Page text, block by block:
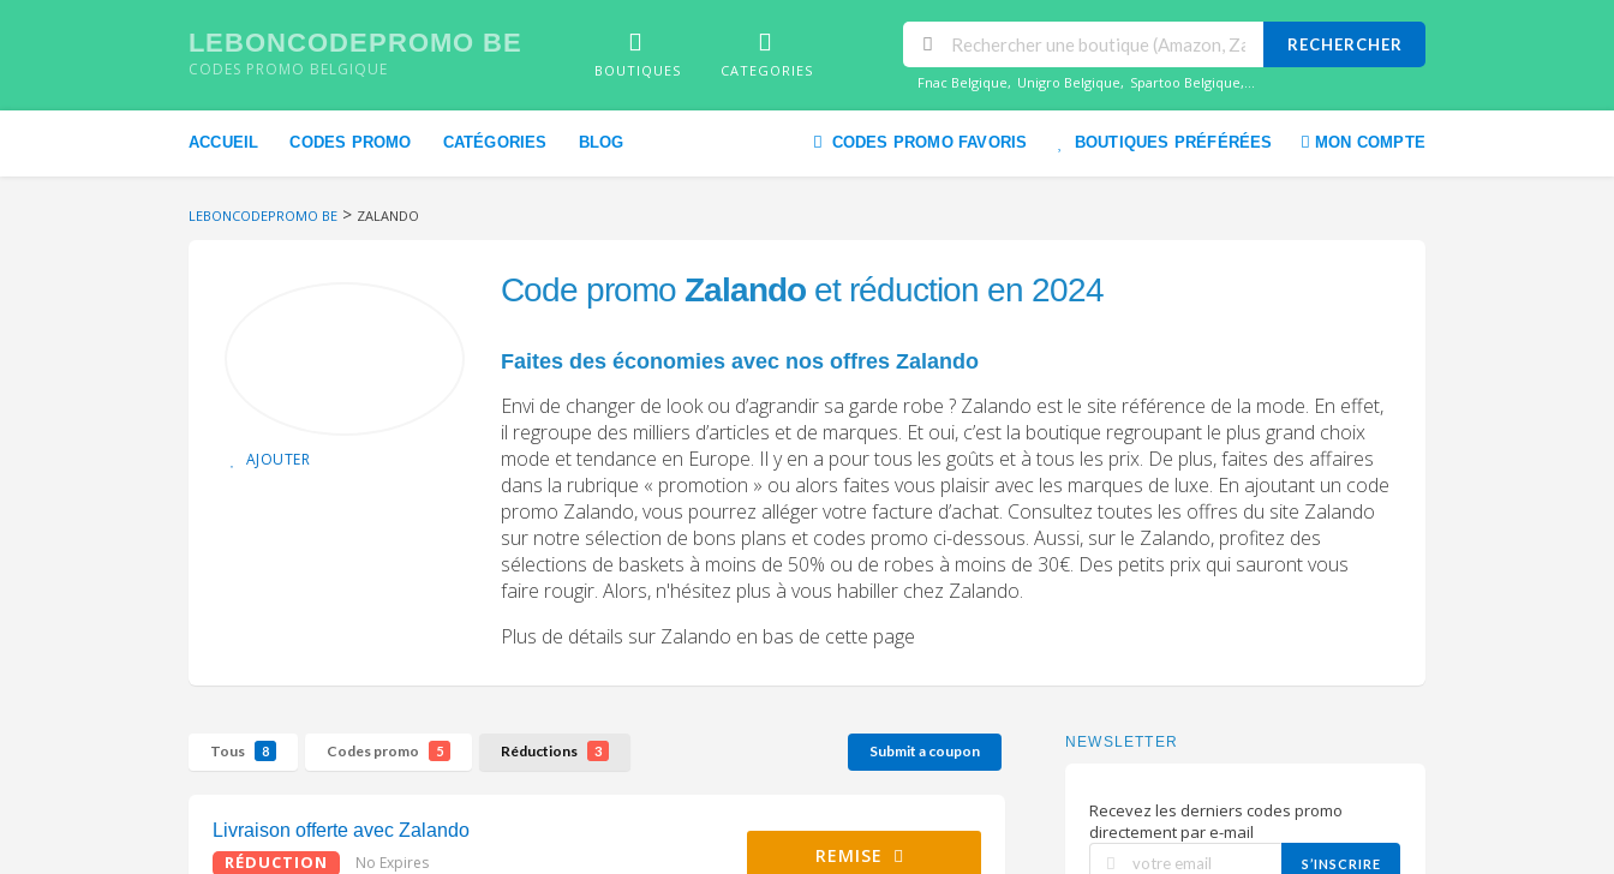
LEBONCODEPROMO BE
CODES PROMO BELGIQUE BOUTIQUES CATEGORIES
RECHERCHER
Fnac Belgique, Unigro Belgique, Spartoo Belgique,...
ACCUEIL CODES PROMO CATÉGORIES BLOG CODES PROMO FAVORIS BOUTIQUES PRÉFÉRÉES MON COMPTE
LEBONCODEPROMO BE > ZALANDO
AJOUTER
Code promo Zalando et réduction en 2024
Faites des économies avec nos offres Zalando
Envi de changer de look ou d’agrandir sa garde robe ? Zalando est le site référence de la mode. En effet,
il regroupe des milliers d’articles et de marques. Et oui, c’est la boutique regroupant le plus grand choix
mode et tendance en Europe. Il y en a pour tous les goûts et à tous les prix. De plus, faites des affaires
dans la rubrique « promotion » ou alors faites vous plaisir avec les marques de luxe. En ajoutant un code
promo Zalando, vous pourrez alléger votre facture d’achat. Consultez toutes les offres du site Zalando
sur notre sélection de bons plans et codes promo ci-dessous. Aussi, sur le Zalando, profitez des
sélections de baskets à moins de 50% ou de robes à moins de 30€. Des petits prix qui sauront vous
faire rougir. Alors, n'hésitez plus à vous habiller chez Zalando.
Plus de détails sur Zalando en bas de cette page
Tous 8 Codes promo 5 Réductions 3 Submit a coupon
Livraison offerte avec Zalando
RÉDUCTION No Expires REMISE
NEWSLETTER
Recevez les derniers codes promo
directement par e-mail
S’INSCRIRE